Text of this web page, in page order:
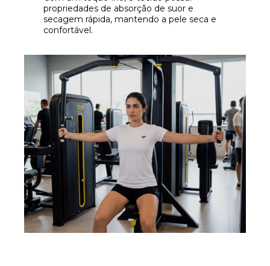
propriedades de absorção de suor e
secagem rápida, mantendo a pele seca e
confortável.